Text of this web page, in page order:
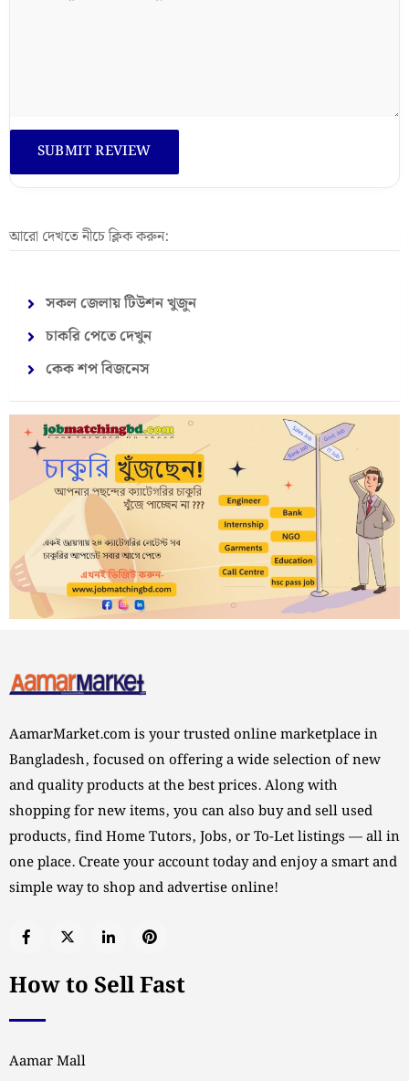
আরো দেখতে নীচে ক্লিক করুন:
সকল জেলায় টিউশন খুজুন
চাকরি পেতে দেখুন
কেক শপ বিজনেস
AamarMarket.com is your trusted online marketplace in
Bangladesh, focused on offering a wide selection of new
and quality products at the best prices. Along with
shopping for new items, you can also buy and sell used
products, find Home Tutors, Jobs, or To-Let listings — all in
one place. Create your account today and enjoy a smart and
simple way to shop and advertise online!
How to Sell Fast
Aamar Mall